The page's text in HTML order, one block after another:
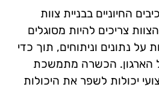
החיוניים בבניית צוות
צריכים להיות מסוגלים
נתונים וניתוחים, תוך כדי
הארגון. הכשרה מתמשכת
יכולות לשפר את היכולות